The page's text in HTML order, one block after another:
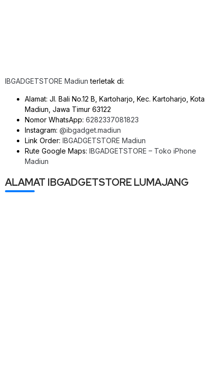
IBGADGETSTORE Madiun terletak di:
Alamat: Jl. Bali No.12 B, Kartoharjo, Kec. Kartoharjo, Kota
Madiun, Jawa Timur 63122
Nomor WhatsApp: 6282337081823
Instagram: @ibgadget.madiun
Link Order: IBGADGETSTORE Madiun
Rute Google Maps: IBGADGETSTORE – Toko iPhone
Madiun
ALAMAT IBGADGETSTORE LUMAJANG